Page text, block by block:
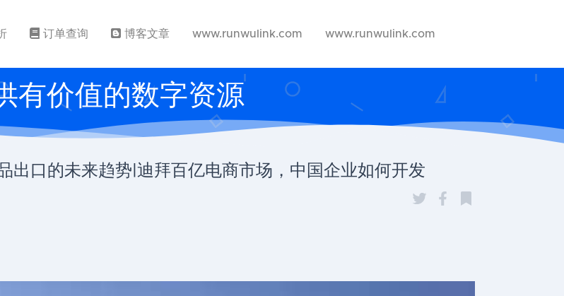
订单查询 博客文章 www.runwulink.com www.runwulink.com
有价值的数字资源
出口的未来趋势|迪拜百亿电商市场，中国企业如何开发